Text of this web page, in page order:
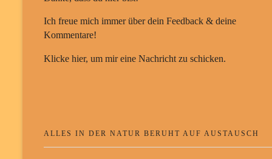
Ich freue mich immer über dein Feedback & deine
Kommentare!
Klicke hier, um mir eine Nachricht zu schicken.
ALLES IN DER NATUR BERUHT AUF AUSTAUSCH